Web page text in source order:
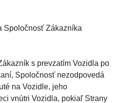
Spoločnosť Zákazníka
s prevzatím Vozidla po
Spoločnosť nezodpovedá
na Vozidle, jeho
vnútri Vozidla, pokiaľ Strany